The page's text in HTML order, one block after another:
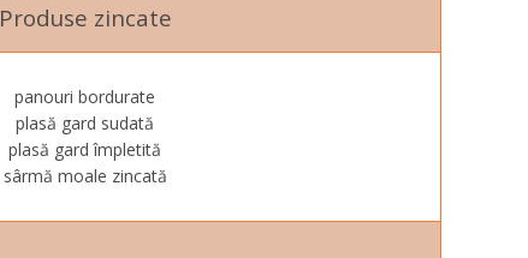
Produse zincate
panouri bordurate
plasă gard sudată
plasă gard împletită
sârmă moale zincată